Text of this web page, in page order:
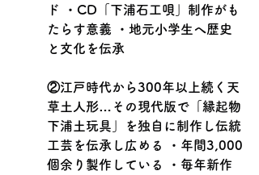
ド ・CD「下浦石工唄」制作がも
たらす意義 ・地元小学生へ歴史
と文化を伝承
②江戸時代から300年以上続く天
草土人形…その現代版で「縁起物
下浦土玩具」を独自に制作し伝統
工芸を伝承し広める ・年間3,000
個余り製作している ・毎年新作